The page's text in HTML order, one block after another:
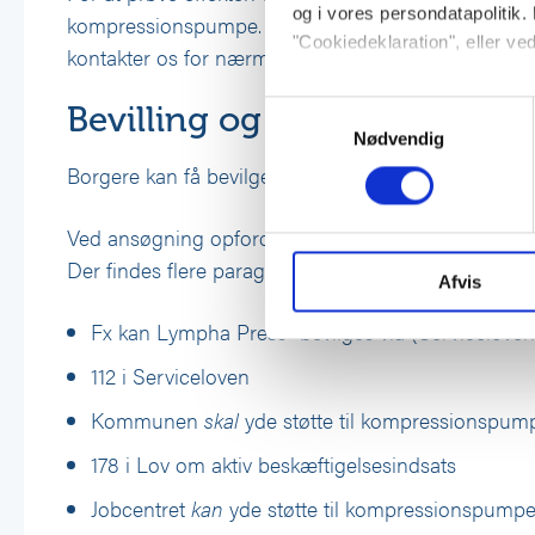
og i vores
"Cookiedeklaration", eller
Hvis du tillader det, vil vi
Indsamle præcise
Dine valg anvendes på hele
Vi bruger cookies til at
vores trafik. Vi deler også
annonceringspartnere og
Nødvendig
Afvis
kompressionspumpe. Apodan fremsender
kontakter os for nærmere vejledning, og vi kan
Bevilling og tilskud
Borgere kan få bevilget Lympha Press® ved at
Ved ansøgning opfordres kommunen til at
Der findes flere paragrafer, som Lympha Press®
Fx kan Lympha Press® bevilges via
112 i Serviceloven
Kommunen skal yde støtte til
178 i Lov om aktiv beskæftigelsesindsats
Jobcentret kan yde støtte til